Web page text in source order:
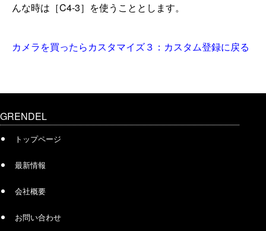
んな時は［C4-3］を使うこととします。
カメラを買ったらカスタマイズ３：カスタム登録に戻る
GRENDEL
トップページ
最新情報
会社概要
お問い合わせ